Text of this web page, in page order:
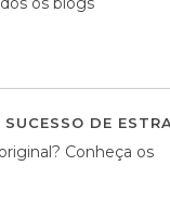
SUCESSO DE
Conheça os